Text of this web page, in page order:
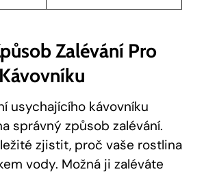
Zalévání Pro
usychajícího kávovníku
správný způsob zalévání.
zjistit, proč vaše rostlina
vody. Možná ji zaléváte